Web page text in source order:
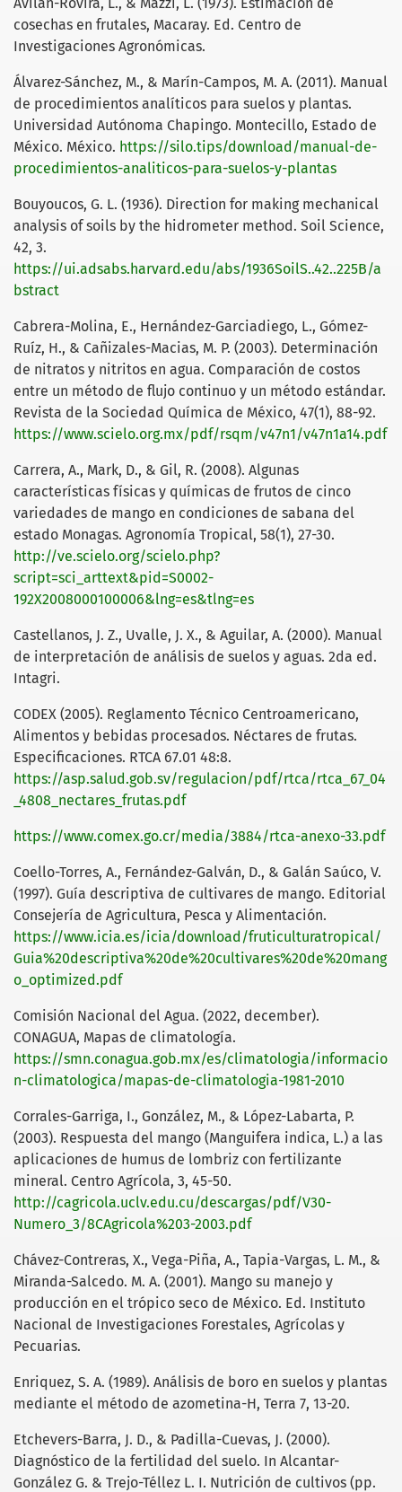
cosechas en frutales, Macaray. Ed. Centro de
Investigaciones Agronómicas.
Álvarez-Sánchez, M., & Marín-Campos, M. A. (2011). Manual
de procedimientos analíticos para suelos y plantas.
Universidad Autónoma Chapingo. Montecillo, Estado de
México. México. https://silo.tips/download/manual-de-
procedimientos-analiticos-para-suelos-y-plantas
Bouyoucos, G. L. (1936). Direction for making mechanical
analysis of soils by the hidrometer method. Soil Science,
42, 3.
https://ui.adsabs.harvard.edu/abs/1936SoilS..42..225B/a
bstract
Cabrera-Molina, E., Hernández-Garciadiego, L., Gómez-
Ruíz, H., & Cañizales-Macias, M. P. (2003). Determinación
de nitratos y nitritos en agua. Comparación de costos
entre un método de flujo continuo y un método estándar.
Revista de la Sociedad Química de México, 47(1), 88-92.
https://www.scielo.org.mx/pdf/rsqm/v47n1/v47n1a14.pdf
Carrera, A., Mark, D., & Gil, R. (2008). Algunas
características físicas y químicas de frutos de cinco
variedades de mango en condiciones de sabana del
estado Monagas. Agronomía Tropical, 58(1), 27-30.
http://ve.scielo.org/scielo.php?
script=sci_arttext&pid=S0002-
192X2008000100006&lng=es&tlng=es
Castellanos, J. Z., Uvalle, J. X., & Aguilar, A. (2000). Manual
de interpretación de análisis de suelos y aguas. 2da ed.
Intagri.
CODEX (2005). Reglamento Técnico Centroamericano,
Alimentos y bebidas procesados. Néctares de frutas.
Especificaciones. RTCA 67.01 48:8.
https://asp.salud.gob.sv/regulacion/pdf/rtca/rtca_67_04
_4808_nectares_frutas.pdf
https://www.comex.go.cr/media/3884/rtca-anexo-33.pdf
Coello-Torres, A., Fernández-Galván, D., & Galán Saúco, V.
(1997). Guía descriptiva de cultivares de mango. Editorial
Consejería de Agricultura, Pesca y Alimentación.
https://www.icia.es/icia/download/fruticulturatropical/
Guia%20descriptiva%20de%20cultivares%20de%20mang
o_optimized.pdf
Comisión Nacional del Agua. (2022, december).
CONAGUA, Mapas de climatología.
https://smn.conagua.gob.mx/es/climatologia/informacio
n-climatologica/mapas-de-climatologia-1981-2010
Corrales-Garriga, I., González, M., & López-Labarta, P.
(2003). Respuesta del mango (Manguifera indica, L.) a las
aplicaciones de humus de lombriz con fertilizante
mineral. Centro Agrícola, 3, 45-50.
http://cagricola.uclv.edu.cu/descargas/pdf/V30-
Numero_3/8CAgricola%203-2003.pdf
Chávez-Contreras, X., Vega-Piña, A., Tapia-Vargas, L. M., &
Miranda-Salcedo. M. A. (2001). Mango su manejo y
producción en el trópico seco de México. Ed. Instituto
Nacional de Investigaciones Forestales, Agrícolas y
Pecuarias.
Enriquez, S. A. (1989). Análisis de boro en suelos y plantas
mediante el método de azometina-H, Terra 7, 13-20.
Etchevers-Barra, J. D., & Padilla-Cuevas, J. (2000).
Diagnóstico de la fertilidad del suelo. In Alcantar-
González G. & Trejo-Téllez L. I. Nutrición de cultivos (pp.